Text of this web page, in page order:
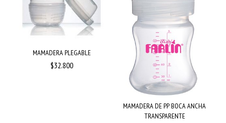
MAMADERA PLEGABLE
$32.800
MAMADERA DE PP BOCA ANCHA
TRANSPARENTE